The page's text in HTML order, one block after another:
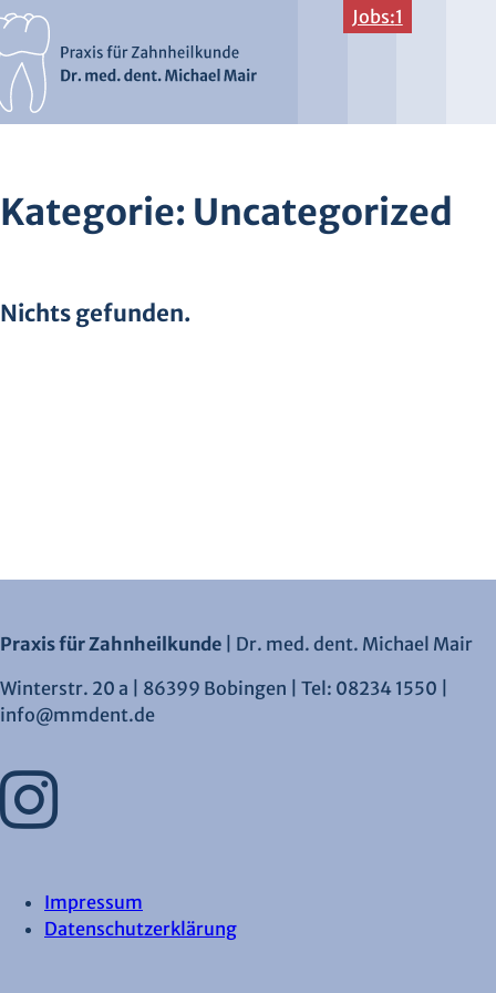
Jobs:1
Kategorie: Uncategorized
Nichts gefunden.
Praxis für Zahnheilkunde | Dr. med. dent. Michael Mair
Winterstr. 20 a | 86399 Bobingen | Tel: 08234 1550 |
info@mmdent.de
Impressum
Datenschutzerklärung